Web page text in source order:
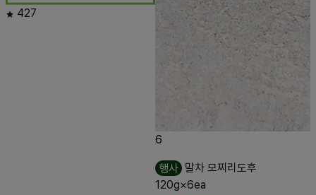
427
6
행사 말차 모찌리도후
120g×6ea